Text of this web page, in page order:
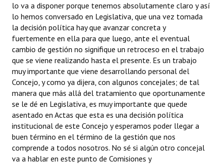
lo va a disponer porque tenemos absolutamente claro y así
lo hemos conversado en Legislativa, que una vez tomada
la decisión política hay que avanzar concreta y
fuertemente en ella para que luego, ante el eventual
cambio de gestión no signifique un retroceso en el trabajo
que se viene realizando hasta el presente. Es un trabajo
muy importante que viene desarrollando personal del
Concejo, y como ya dijera, con algunos concejales; de tal
manera que más allá del tratamiento que oportunamente
se le dé en Legislativa, es muy importante que quede
asentado en Actas que esta es una decisión política
institucional de este Concejo y esperamos poder llegar a
buen término en el término de la gestión que nos
comprende a todos nosotros. No sé si algún otro concejal
va a hablar en este punto de Comisiones y